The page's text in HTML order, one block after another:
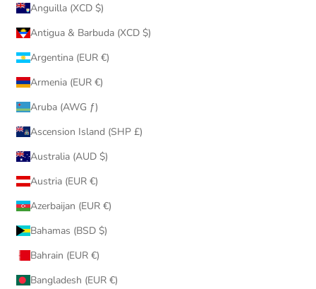
Anguilla (XCD $)
Antigua & Barbuda (XCD $)
Argentina (EUR €)
Armenia (EUR €)
Aruba (AWG ƒ)
Ascension Island (SHP £)
Australia (AUD $)
Austria (EUR €)
Azerbaijan (EUR €)
Bahamas (BSD $)
Bahrain (EUR €)
Bangladesh (EUR €)